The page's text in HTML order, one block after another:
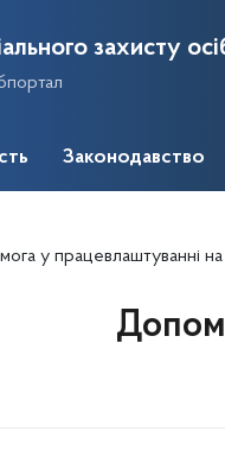
захисту
Законодавство
у працевлаштуванні